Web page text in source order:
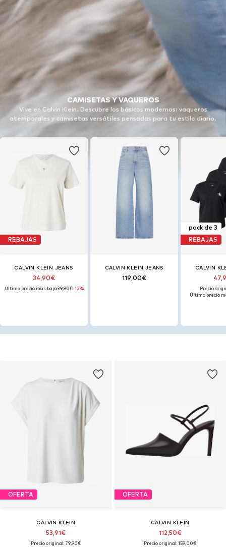
OFERTA
CALVIN KLEIN
53,91€
Precio original: 79,90€
OFERTA
CALVIN KLEIN
112,50€
Precio original: 159,00€
CAMISETAS Y VAQUEROS
Vive en Calvin Klein. Descubre los básicos modernos: vaqueros
atemporales y camisetas versátiles pensadas para tu estilo diario.
REBAJAS
CALVIN KLEIN JEANS
34,90€
Último precio más bajo:39,90€-12%
CALVIN KLEIN JEANS
119,00€
pack de 3
REBAJAS
CALVIN
Precio
Último precio